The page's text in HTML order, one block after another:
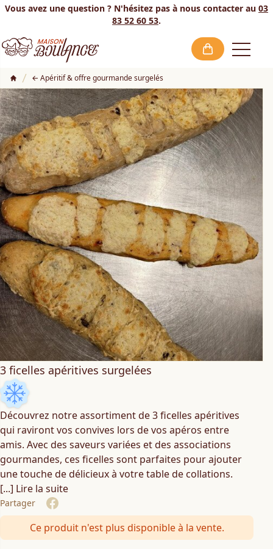
Vous avez une question ? N'hésitez pas à nous contacter au 03
83 52 60 53.
Apéritif & offre gourmande surgelés
3 ficelles apéritives surgelées
Découvrez notre assortiment de 3 ficelles apéritives
qui raviront vos convives lors de vos apéros entre
amis. Avec des saveurs variées et des associations
gourmandes, ces ficelles sont parfaites pour ajouter
une touche de délicieux à votre table de collations.
[...] Lire la suite
Partager
Share on Facebook
Ce produit n'est plus disponible à la vente.